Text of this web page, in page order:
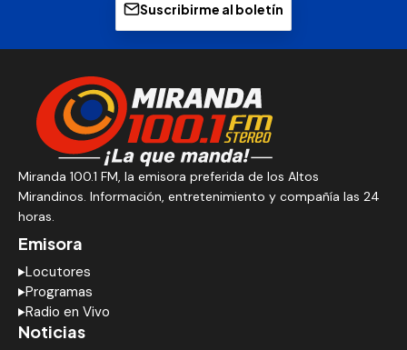
Suscribirme al boletín
Miranda 100.1 FM, la emisora preferida de los Altos
Mirandinos. Información, entretenimiento y compañía las 24
horas.
Emisora
Locutores
Programas
Radio en Vivo
Noticias